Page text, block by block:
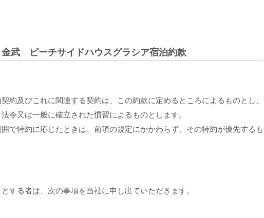
武 ビーチサイドハウスグラシア宿泊約款
約及びこれに関連する契約は、この約款に定めるところによるものとし、
令又は一般に確立された慣習によるものとします。
で特約に応じたときは、前項の規定にかかわらず、その特約が優先するも
する者は、次の事項を当社に申し出ていただきます。